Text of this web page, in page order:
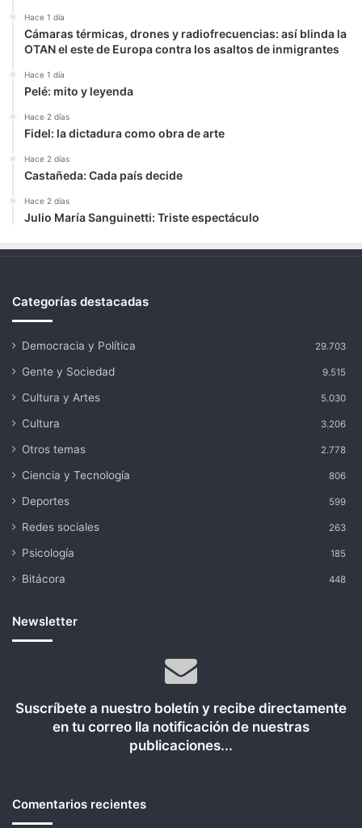
Hace 1 día
Cámaras térmicas, drones y radiofrecuencias: así blinda la
OTAN el este de Europa contra los asaltos de inmigrantes
Hace 1 día
Pelé: mito y leyenda
Hace 2 días
Fidel: la dictadura como obra de arte
Hace 2 días
Castañeda: Cada país decide
Hace 2 días
Julio María Sanguinetti: Triste espectáculo
Categorías destacadas
Democracia y Política 29.703
Gente y Sociedad 9.515
Cultura y Artes 5.030
Cultura 3.206
Otros temas 2.778
Ciencia y Tecnología 806
Deportes 599
Redes sociales 263
Psicología 185
Bitácora 448
Newsletter
Suscríbete a nuestro boletín y recibe directamente
en tu correo lla notificación de nuestras
publicaciones...
Comentarios recientes